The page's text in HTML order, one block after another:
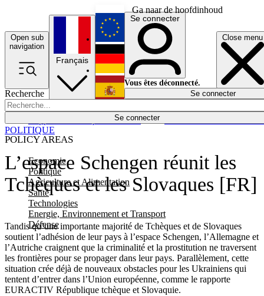
Ga naar de hoofdinhoud
Open sub
navigation
Close menu
Recherche
Se connecter
POLICY AREAS
Economie
Politique
Agriculture et Alimentation
Santé
Technologies
Energie, Environnement et Transport
Défense
Économie
Français
English
Deutsch
Español
Se connecter
Vous êtes déconnecté.
Se connecter
L’espace Schengen réunit les
Tchèques et les Slovaques [FR]
Tandis qu’une importante majorité de Tchèques et de Slovaques
soutient l’adhésion de leur pays à l’espace Schengen, l’Allemagne et
l’Autriche craignent que la criminalité et la prostitution ne traversent
les frontières pour se propager dans leur pays. Parallèlement, cette
situation crée déjà de nouveaux obstacles pour les Ukrainiens qui
tentent d’entrer dans l’Union européenne, comme le rapporte
EURACTIV République tchèque et Slovaquie.
POLITIQUE